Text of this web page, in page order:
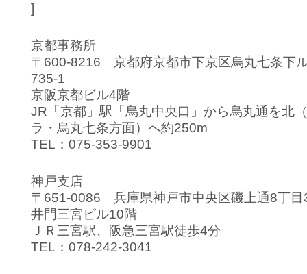
]
京都事務所
〒600-8216 京都府京都市下京区烏丸七条下
735-1
京阪京都ビル4階
JR「京都」駅「烏丸中央口」から烏丸通を北
ラ・烏丸七条方面）へ約250m
TEL：075-353-9901
神戸支店
〒651-0086 兵庫県神戸市中央区磯上通8丁
井門三宮ビル10階
ＪＲ三宮駅、阪急三宮駅徒歩4分
TEL：078-242-3041